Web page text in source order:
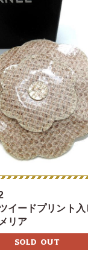
イードプリント入
リア
SOLD OUT